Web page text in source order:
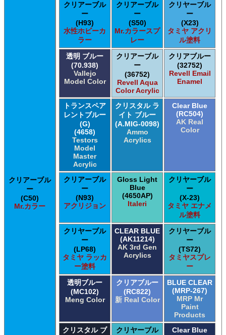
クリアーブル
ー
(C50)
Mr.カラー
クリアーブル
ー
(H93)
水性ホビーカ
ラー
クリアーブル
ー
(S50)
Mr.カラースプ
レー
クリヤーブル
ー
(X23)
タミヤ アクリ
ル塗料
透明 ブルー
(70.938)
Vallejo
Model Color
クリアーブル
ー
(36752)
Revell Aqua
Color Acrylic
クリアブルー
(32752)
Revell Email
Enamel
トランスペア
レントブルー
(G)
(4658)
Testors
Model
Master
Acrylic
クリスタル ラ
イト ブルー
(A.MIG-0098)
Ammo
Acrylics
Clear Blue
(RC504)
AK Real
Color
クリアーブル
ー
(N93)
アクリジョン
Gloss Light
Blue
(4650AP)
Italeri
クリヤーブル
ー
(X-23)
タミヤ エナメ
ル塗料
クリヤーブル
ー
(LP68)
タミヤ ラッカ
ー塗料
CLEAR BLUE
(AK11214)
AK 3rd Gen
Acrylics
クリヤーブル
ー
(TS72)
タミヤスプレ
ー
透明ブルー
(MC102)
Meng Color
クリアブルー
(RC822)
新 Real Color
BLUE CLEAR
(MRP-267)
MRP Mr
Paint
Products
クリスタル ブ
クリヤーブル
Clear Blue